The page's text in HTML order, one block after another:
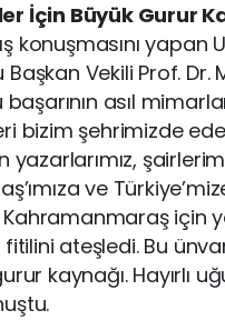
İçin Büyük Gurur
konuşmasını yapan
Başkan Vekili Prof. Dr.
asıl
bizim şehrimizde
ve
Kahramanmaraş için
fitilini ateşledi. Bu
kaynağı. Hayırlı